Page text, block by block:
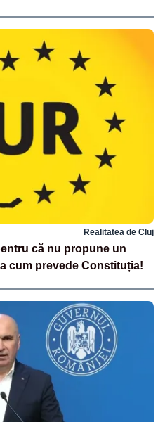
Realitatea de Cluj
că nu propune un
cum prevede Constituția!